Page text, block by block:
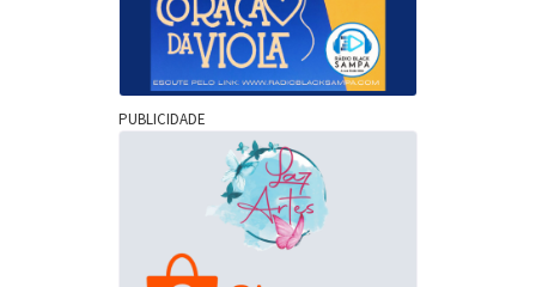
PUBLICIDADE